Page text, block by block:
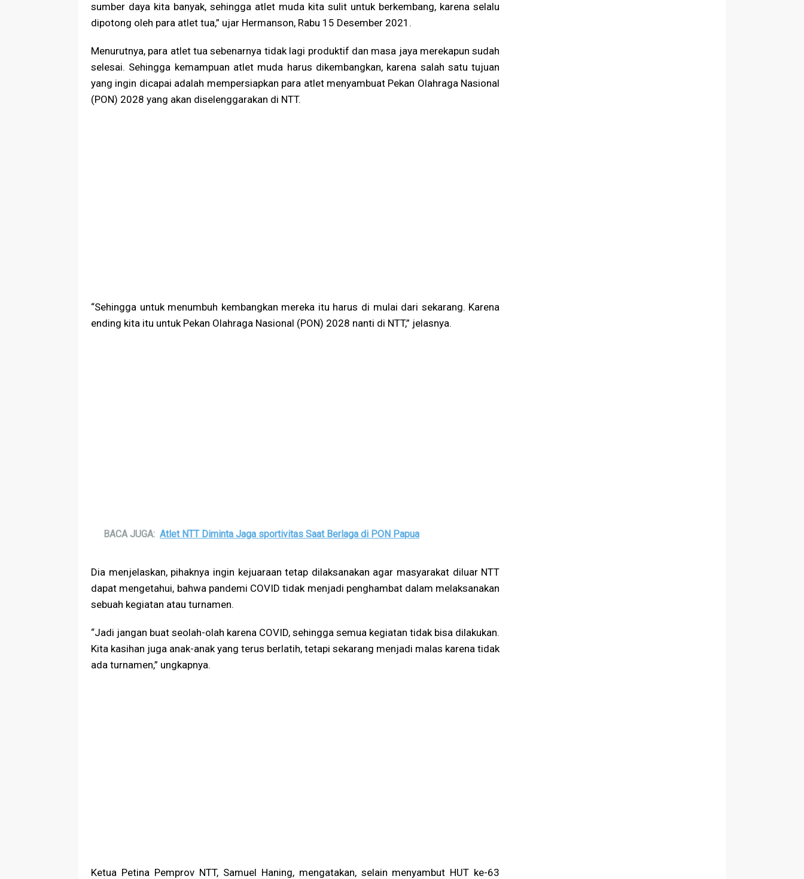
sumber daya kita banyak, sehingga atlet muda kita sulit untuk berkembang, karena selalu
dipotong oleh para atlet tua,” ujar Hermanson, Rabu 15 Desember 2021.
Menurutnya, para atlet tua sebenarnya tidak lagi produktif dan masa jaya merekapun sudah
selesai. Sehingga kemampuan atlet muda harus dikembangkan, karena salah satu tujuan
yang ingin dicapai adalah mempersiapkan para atlet menyambuat Pekan Olahraga Nasional
(PON) 2028 yang akan diselenggarakan di NTT.
“Sehingga untuk menumbuh kembangkan mereka itu harus di mulai dari sekarang. Karena
ending kita itu untuk Pekan Olahraga Nasional (PON) 2028 nanti di NTT,” jelasnya.
BACA JUGA: Atlet NTT Diminta Jaga sportivitas Saat Berlaga di PON Papua
Dia menjelaskan, pihaknya ingin kejuaraan tetap dilaksanakan agar masyarakat diluar NTT
dapat mengetahui, bahwa pandemi COVID tidak menjadi penghambat dalam melaksanakan
sebuah kegiatan atau turnamen.
“Jadi jangan buat seolah-olah karena COVID, sehingga semua kegiatan tidak bisa dilakukan.
Kita kasihan juga anak-anak yang terus berlatih, tetapi sekarang menjadi malas karena tidak
ada turnamen,” ungkapnya.
Ketua Petina Pemprov NTT, Samuel Haning, mengatakan, selain menyambut HUT ke-63